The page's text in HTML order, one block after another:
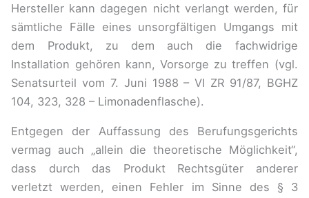
Hersteller kann dagegen nicht verlangt werden, für
sämtliche Fälle eines unsorgfältigen Umgangs mit
dem Produkt, zu dem auch die fachwidrige
Installation gehören kann, Vorsorge zu treffen (vgl.
Senatsurteil vom 7. Juni 1988 – VI ZR 91/87, BGHZ
104, 323, 328 – Limonadenflasche).
Entgegen der Auffassung des Berufungsgerichts
vermag auch „allein die theoretische Möglichkeit“,
dass durch das Produkt Rechtsgüter anderer
verletzt werden, einen Fehler im Sinne des § 3